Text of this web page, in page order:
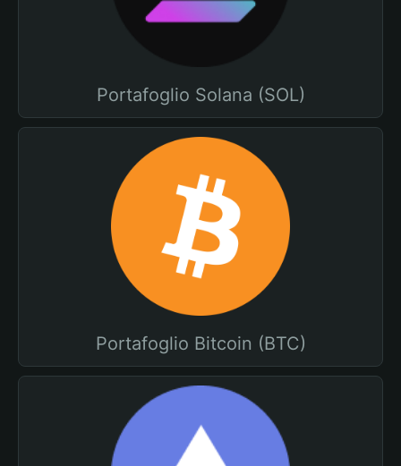
Portafoglio Solana (SOL)
Portafoglio Bitcoin (BTC)